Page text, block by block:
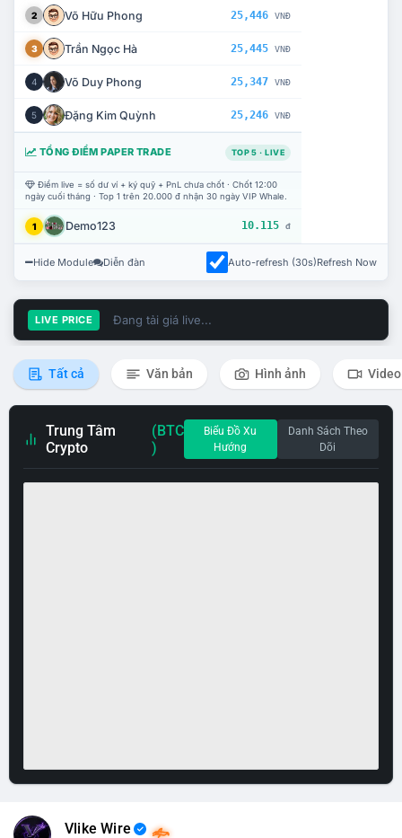
2 Võ Hữu Phong 25,446 VNĐ
3 Trần Ngọc Hà 25,445 VNĐ
4 Võ Duy Phong 25,347 VNĐ
5 Đặng Kim Quỳnh 25,246 VNĐ
TỔNG ĐIỂM PAPER TRADE TOP 5 · LIVE
Điểm live = số dư ví + ký quỹ + PnL chưa chốt · Chốt 12:00
ngày cuối tháng · Top 1 trên 20.000 đ nhận 30 ngày VIP Whale.
1 Demo123 10.115 đ
Hide Module Diễn đàn Auto-refresh (30s)Refresh Now
LIVE PRICE Đang tải giá live...
Tất cả Văn bản Hình ảnh Video
Trung Tâm
Crypto
(BTC
)
Biểu Đồ Xu
Hướng
Danh Sách Theo
Dõi
Vlike Wire